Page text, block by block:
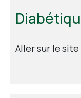
Aller sur le site